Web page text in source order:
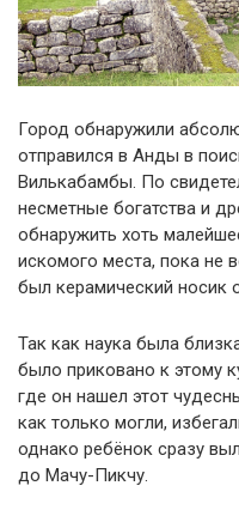
Город обнаружили
отправился в Анды в
Вилькабамбы. По
несметные богатства и
обнаружить хоть
искомого места, пока не
был керамический носик
Так как наука была
было приковано к этому
где он нашел этот
как только могли,
однако ребёнок сразу
до Мачу-Пикчу.